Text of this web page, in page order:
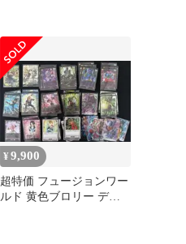
¥9,900
超特価 フュージョンワー
ルド 黄色ブロリー デッ